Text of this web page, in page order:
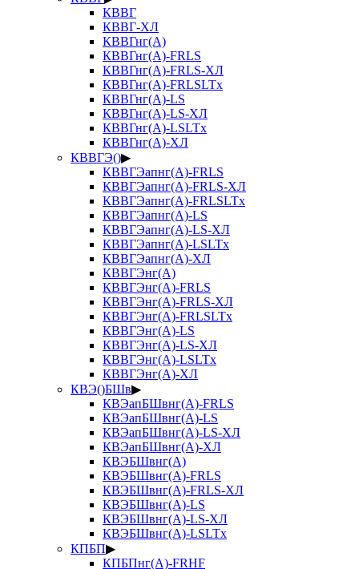
КВВГ
КВВГ-ХЛ
КВВГнг(А)
КВВГнг(А)-FRLS
КВВГнг(А)-FRLS-ХЛ
КВВГнг(А)-FRLSLTx
КВВГнг(А)-LS
КВВГнг(А)-LS-ХЛ
КВВГнг(А)-LSLTx
КВВГнг(А)-ХЛ
КВВГЭ()▶
КВВГЭапнг(А)-FRLS
КВВГЭапнг(А)-FRLS-ХЛ
КВВГЭапнг(А)-FRLSLTx
КВВГЭапнг(А)-LS
КВВГЭапнг(А)-LS-ХЛ
КВВГЭапнг(А)-LSLTx
КВВГЭапнг(А)-ХЛ
КВВГЭнг(А)
КВВГЭнг(А)-FRLS
КВВГЭнг(А)-FRLS-ХЛ
КВВГЭнг(А)-FRLSLTx
КВВГЭнг(А)-LS
КВВГЭнг(А)-LS-ХЛ
КВВГЭнг(А)-LSLTx
КВВГЭнг(А)-ХЛ
КВЭ()БШв▶
КВЭапБШвнг(А)-FRLS
КВЭапБШвнг(А)-LS
КВЭапБШвнг(А)-LS-ХЛ
КВЭапБШвнг(А)-ХЛ
КВЭБШвнг(А)
КВЭБШвнг(А)-FRLS
КВЭБШвнг(А)-FRLS-ХЛ
КВЭБШвнг(А)-LS
КВЭБШвнг(А)-LS-ХЛ
КВЭБШвнг(А)-LSLTx
КПБП▶
КПБПнг(А)-FRHF